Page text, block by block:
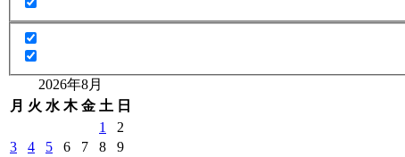
2026年8月
月 火 水 木 金 土 日
1
2
3
4 5 6 7 8
9